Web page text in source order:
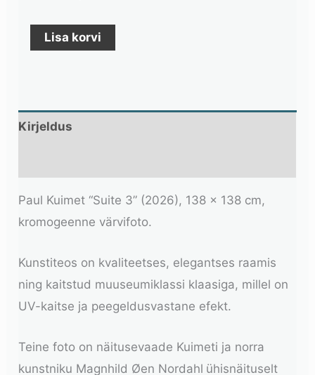
Lisa korvi
Kirjeldus
Paul Kuimet “Suite 3” (2026), 138 × 138 cm,
kromogeenne värvifoto.
Kunstiteos on kvaliteetses, elegantses raamis
ning kaitstud muuseumiklassi klaasiga, millel on
UV-kaitse ja peegeldusvastane efekt.
Teine foto on näitusevaade Kuimeti ja norra
kunstniku Magnhild Øen Nordahl ühisnäituselt